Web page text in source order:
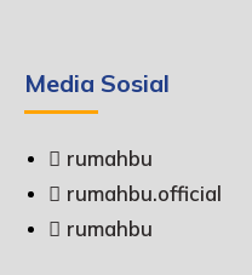
Media Sosial
rumahbu
rumahbu.official
rumahbu